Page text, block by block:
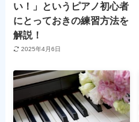
い！」というピアノ初心者
にとっておきの練習方法を
解説！
2025年4月6日